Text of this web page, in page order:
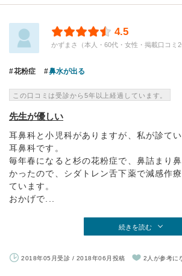
4.5
かずまさ（本人・60代・女性・掲載口コミ2
花粉症 鼻水が出る
この口コミは受診から5年以上経過しています。
先生が優しい
耳鼻科と小児科がありますが、私が診て
耳鼻科です。
毎年春になると杉の花粉症で、鼻詰まり
かったので、シダトレン舌下薬で減感作
ています。
おかげで...
続きを読む
2018年05月受診 / 2018年06月投稿 2人が参考に